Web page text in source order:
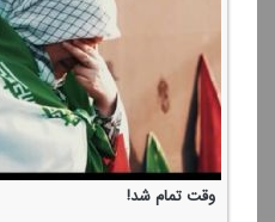
وقت تمام شد!